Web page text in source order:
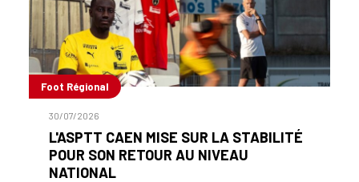
Foot Régional
30/07/2026
L'ASPTT CAEN MISE SUR LA STABILITÉ
POUR SON RETOUR AU NIVEAU
NATIONAL